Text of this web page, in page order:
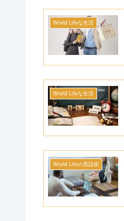
World Lifeな生活
World Lifeな生活
World Lifeの英語術